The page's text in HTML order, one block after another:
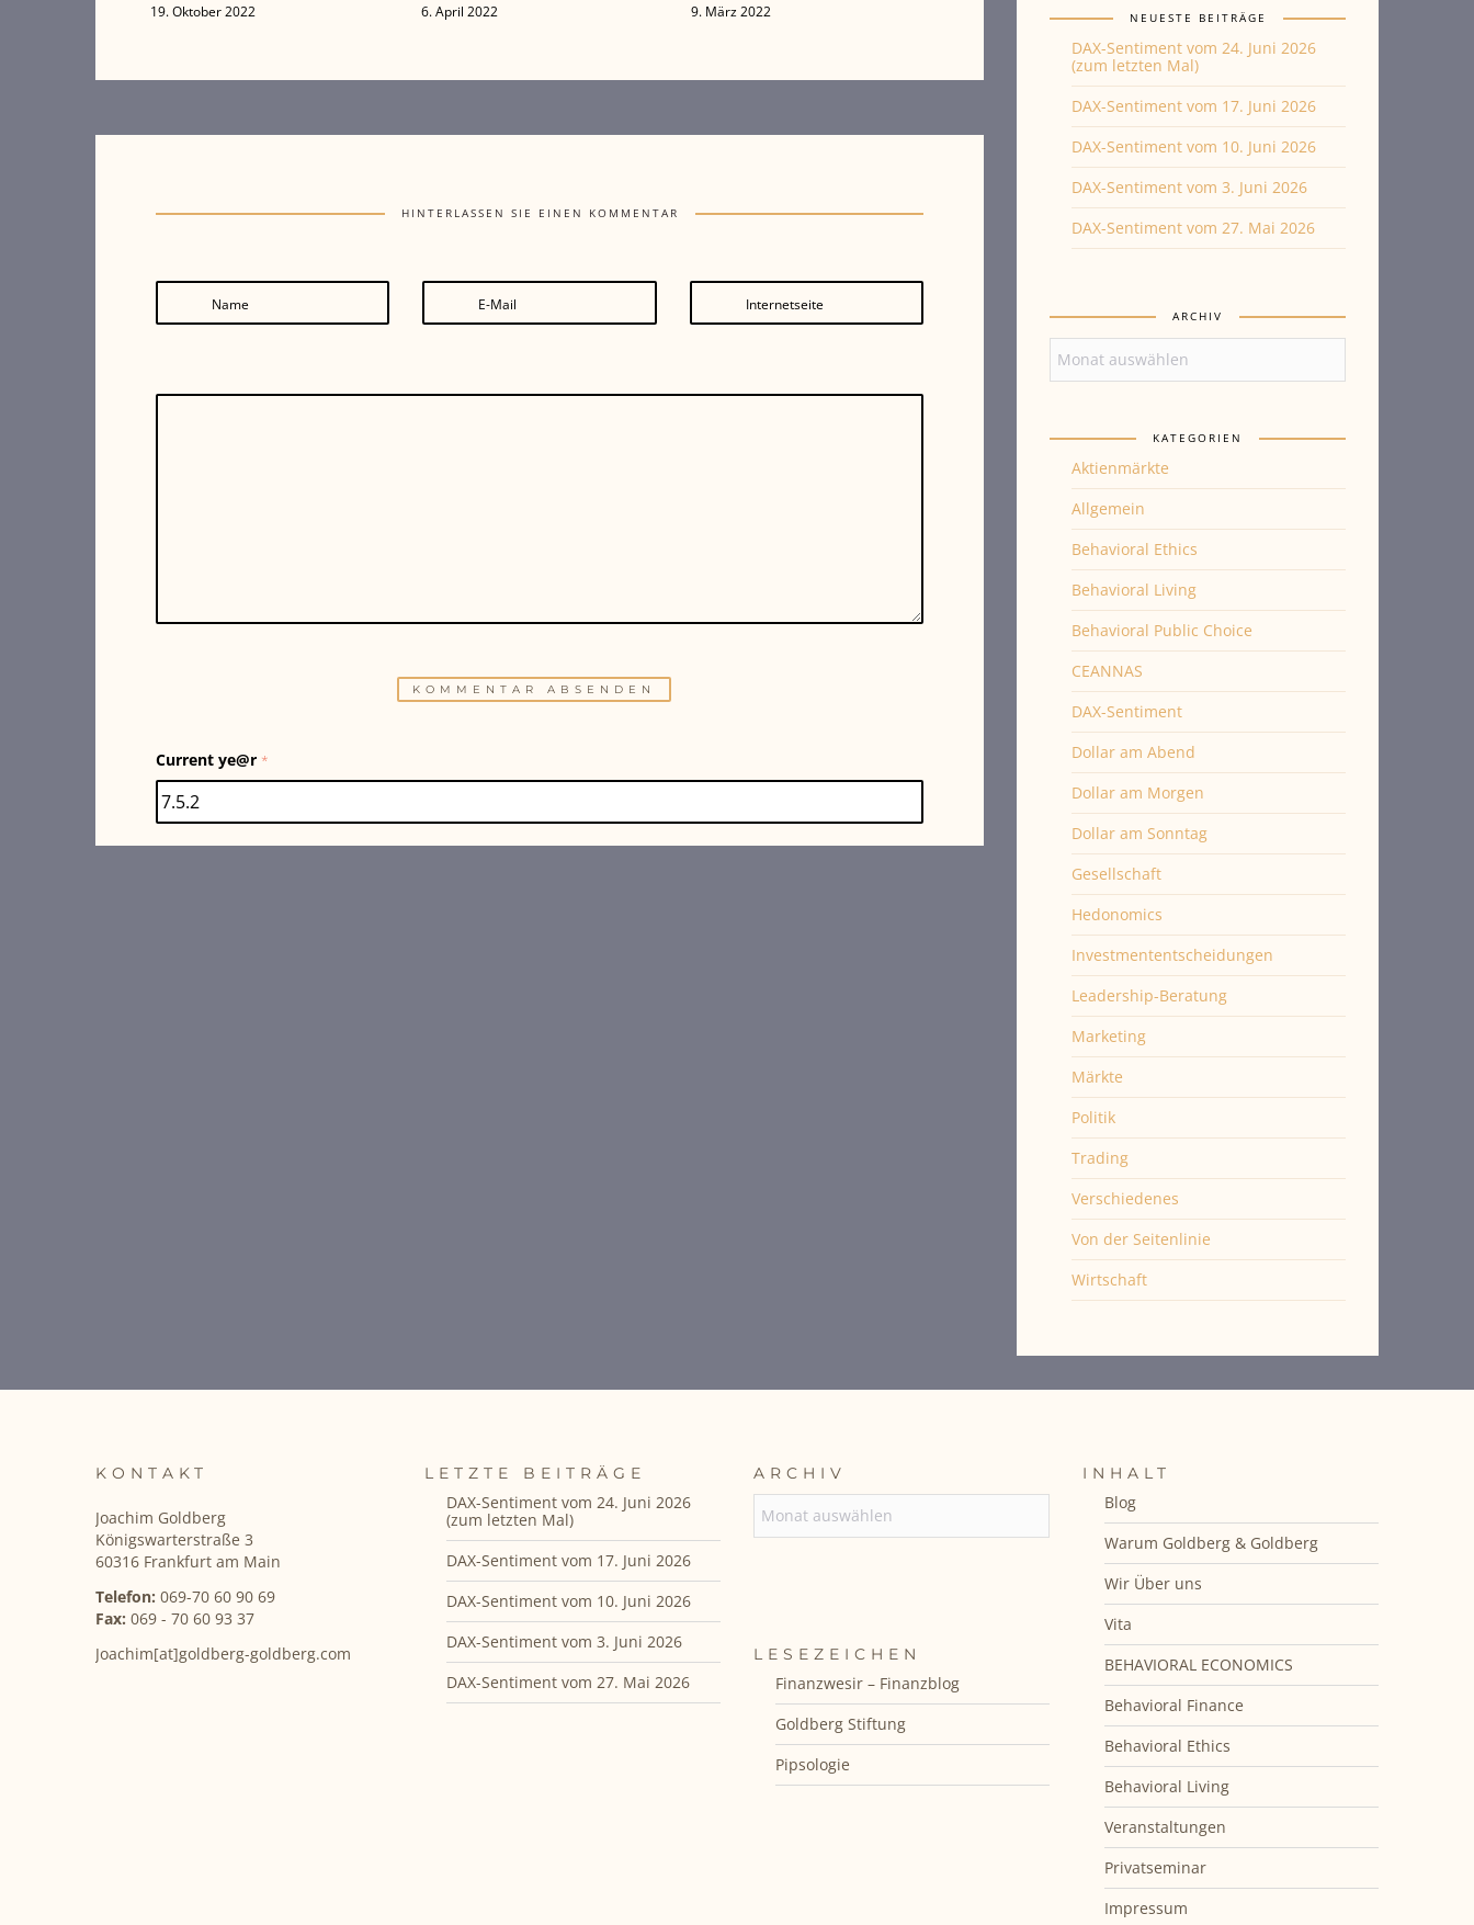
19. Oktober 2022 6. April 2022 9. März 2022
HINTERLASSEN SIE EINEN KOMMENTAR
Name E-Mail Internetseite
Current ye@r *
NEUESTE BEITRÄGE
DAX-Sentiment vom 24. Juni 2026
(zum letzten Mal)
DAX-Sentiment vom 17. Juni 2026
DAX-Sentiment vom 10. Juni 2026
DAX-Sentiment vom 3. Juni 2026
DAX-Sentiment vom 27. Mai 2026
ARCHIV
KATEGORIEN
Aktienmärkte
Allgemein
Behavioral Ethics
Behavioral Living
Behavioral Public Choice
CEANNAS
DAX-Sentiment
Dollar am Abend
Dollar am Morgen
Dollar am Sonntag
Gesellschaft
Hedonomics
Investmententscheidungen
Leadership-Beratung
Marketing
Märkte
Politik
Trading
Verschiedenes
Von der Seitenlinie
Wirtschaft
KONTAKT
Joachim Goldberg
Königswarterstraße 3
60316 Frankfurt am Main
Telefon: 069-70 60 90 69
Fax: 069 - 70 60 93 37
Joachim[at]goldberg-goldberg.com
LETZTE BEITRÄGE
DAX-Sentiment vom 24. Juni 2026
(zum letzten Mal)
DAX-Sentiment vom 17. Juni 2026
DAX-Sentiment vom 10. Juni 2026
DAX-Sentiment vom 3. Juni 2026
DAX-Sentiment vom 27. Mai 2026
ARCHIV
LESEZEICHEN
Finanzwesir – Finanzblog
Goldberg Stiftung
Pipsologie
INHALT
Blog
Warum Goldberg & Goldberg
Wir Über uns
Vita
BEHAVIORAL ECONOMICS
Behavioral Finance
Behavioral Ethics
Behavioral Living
Veranstaltungen
Privatseminar
Impressum